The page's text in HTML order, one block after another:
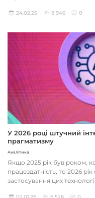
24.02.25 8 946 0
У 2026 році штучний
прагматизму
Аналітика
Якщо 2025 рік був роком,
працездатність, то 2026
застосування цих